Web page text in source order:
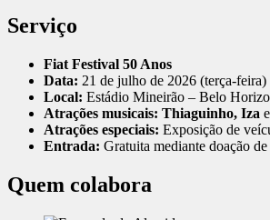
Serviço
Fiat Festival 50 Anos
Data: 21 de julho de 2026 (terça-feira)
Local: Estádio Mineirão – Belo
Atrações musicais: Thiaguinho, Iza
Atrações especiais: Exposição de
Entrada: Gratuita mediante doação
Quem colabora